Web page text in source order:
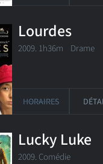
Lourdes
2009. 1h36m Drame
HORAIRES
Lucky Luke
2009. Comédie